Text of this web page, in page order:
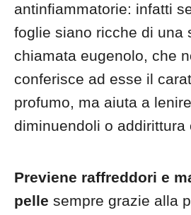
antinfiammatorie: infatti
foglie siano ricche di una
chiamata eugenolo, che
conferisce ad esse il
profumo, ma aiuta a
diminuendoli o addirittura
Previene raffreddori e
pelle sempre grazie alla